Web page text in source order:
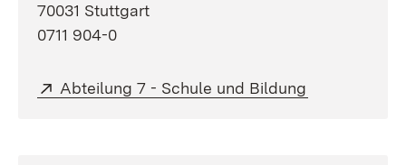
70031 Stuttgart
0711 904-0
Extern:
Abteilung 7 - Schule und Bildung